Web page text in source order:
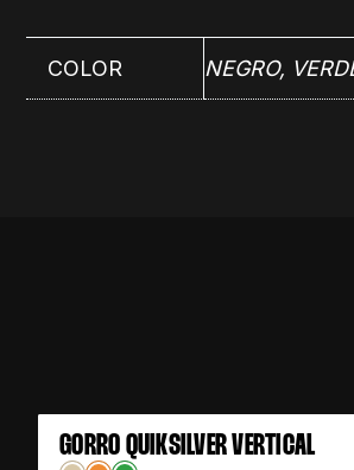
COLOR NEGRO,
61% OFF
GORRO QUIKSILVER VERTICAL
El
El